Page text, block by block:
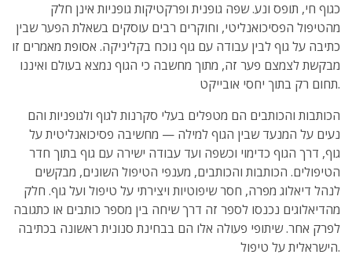
כגוף חי, תופס ונע. שפה גופנית ופרקטיקות גופניות אינן חלק
מהטיפול הפסיכואנליטי, וחוקרים רבים עוסקים בשאלת הפער שבין
כתיבה על גוף לבין עבודה עם גוף נוכח בקליניקה. אסופת מאמרים זו
מבקשת לצמצם פער זה, מתוך מחשבה כי הגוף נמצא בעולם ואיננו
תחום רק בתוך יחסי אובייקט.
הכותבות והכותבים הם מטפלים בעלי סקרנות לגוף ולגופניות והם
נעים על המנעד שבין הגוף למילה — מחשיבה פסיכואנליטית על
גוף, דרך הגוף כדימוי וכשפה ועד עבודה ישירה עם גוף בתוך חדר
הטיפולים. הכותבות והכותבים, מענפי הטיפול השונים, מבקשים
לנהל דיאלוג מפרה, חסר שיפוטיות ויצירתי על טיפול ועל גוף. חלק
מהדיאלוגים נכנסו לספר זה דרך שיחה בין מספר כותבים או כתגובה
לפרק אחר. שיתופי פעולה אלו הם בבחינת סנונית ראשונה בכתיבה
הישראלית על טיפול.